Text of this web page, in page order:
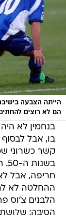
הייתה הצבעה
הם לא רוצים להחתים
בנחמין לא
בו, אבל לבסוף
קשר כשרוני
חריפה, אבל
ההחלטה לא
הלבנים צ'וס
הסיבה: